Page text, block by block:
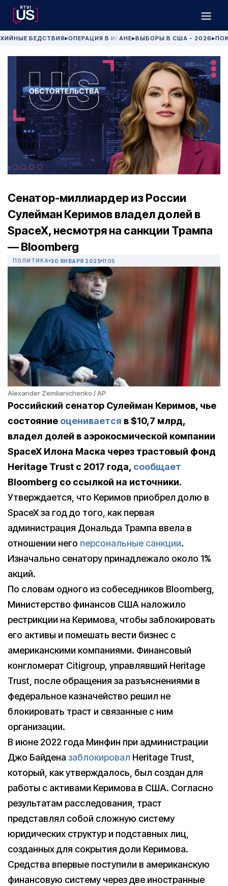
БЕДСТВИЯ▶ОПЕРАЦИЯ В ИРАНЕ▶ВЫБОРЫ В США - 2026 ▶
Сенатор-миллиардер из России
Сулейман Керимов владел долей в
SpaceX, несмотря на санкции Трампа
— Bloomberg
ПОЛИТИКА 30 ЯНВАРЯ 2025 11:05
Alexander Zemlianichenko / AP
Российский сенатор Сулейман Керимов, чье
состояние оценивается в $10,7 млрд,
владел долей в аэрокосмической компании
SpaceX Илона Маска через трастовый фонд
Heritage Trust с 2017 года, сообщает
Bloomberg со ссылкой на источники.
Утверждается, что Керимов приобрел долю в
SpaceX за год до того, как первая
администрация Дональда Трампа ввела в
отношении него персональные санкции.
Изначально сенатору принадлежало около 1%
акций.
По словам одного из собеседников Bloomberg,
Министерство финансов США наложило
рестрикции на Керимова, чтобы заблокировать
его активы и помешать вести бизнес с
американскими компаниями. Финансовый
конгломерат Citigroup, управлявший Heritage
Trust, после обращения за разъяснениями в
федеральное казначейство решил не
блокировать траст и связанные с ним
организации.
В июне 2022 года Минфин при администрации
Джо Байдена заблокировал Heritage Trust,
который, как утверждалось, был создан для
работы с активами Керимова в США. Согласно
результатам расследования, траст
представлял собой сложную систему
юридических структур и подставных лиц,
созданных для сокрытия доли Керимова.
Средства впервые поступили в американскую
финансовую систему через две иностранные